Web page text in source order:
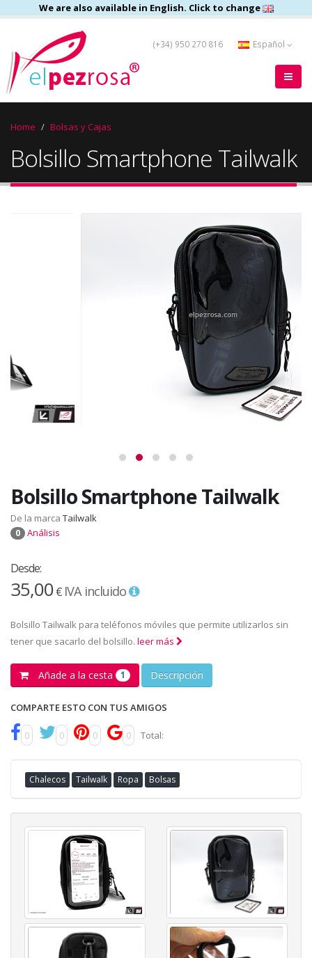
We are also available in English. Click to change
(+34) 950 270 816 Español
Home Bolsas y Cajas
Bolsillo Smartphone Tailwalk
Bolsillo Smartphone Tailwalk
De la marca Tailwalk
0 Análisis
Desde:
35,00€ IVA incluido
Bolsillo Tailwalk para teléfonos móviles que permite utilizarlos sin
tener que sacarlo del bolsillo. leer más
Añade a la cesta 1 Descripción
COMPARTE ESTO CON TUS AMIGOS
0 0 0 0 Total:
Chalecos Tailwalk Ropa Bolsas